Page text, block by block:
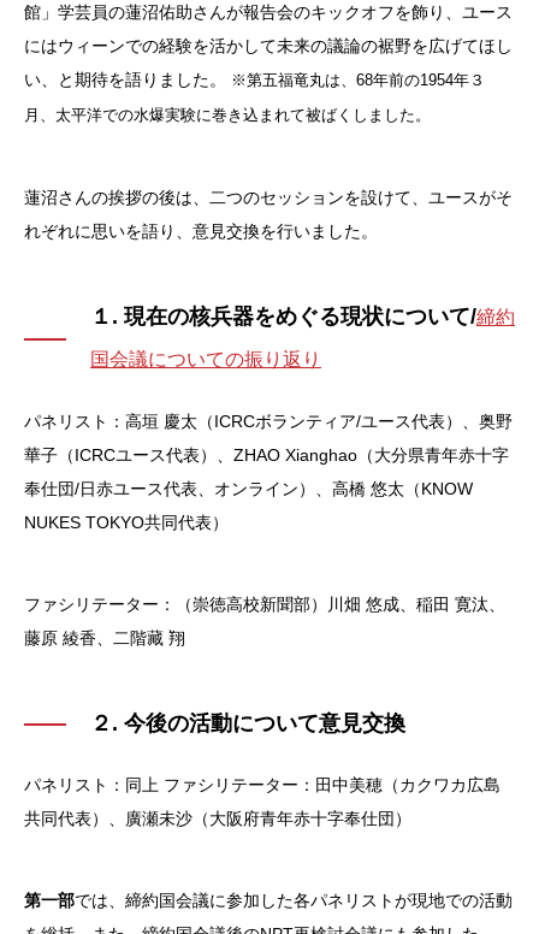
館」学芸員の蓮沼佑助さんが報告会のキックオフを飾り、ユース
にはウィーンでの経験を活かして未来の議論の裾野を広げてほし
い、と期待を語りました。
※第五福竜丸は、68年前の1954年３
月、太平洋での水爆実験に巻き込まれて被ばくしました。
蓮沼さんの挨拶の後は、二つのセッションを設けて、ユースがそ
れぞれに思いを語り、意見交換を行いました。
１. 現在の核兵器をめぐる現状について/締約
国会議についての振り返り
パネリスト：高垣 慶太（ICRCボランティア/ユース代表）、奥野
華子（ICRCユース代表）、ZHAO Xianghao（大分県青年赤十字
奉仕団/日赤ユース代表、オンライン）、高橋 悠太（KNOW
NUKES TOKYO共同代表）
ファシリテーター：（崇徳高校新聞部）川畑 悠成、稲田 寛汰、
藤原 綾香、二階藏 翔
２. 今後の活動について意見交換
パネリスト：同上 ファシリテーター：田中美穂（カクワカ広島
共同代表）、廣瀬未沙（大阪府青年赤十字奉仕団）
第一部では、締約国会議に参加した各パネリストが現地での活動